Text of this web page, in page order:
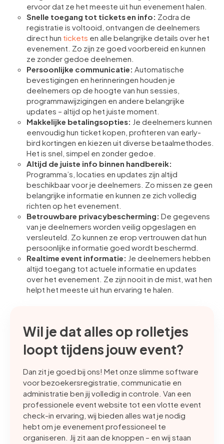
ervoor dat ze het meeste uit hun evenement halen.
Snelle toegang tot tickets en info: Zodra de
registratie is voltooid, ontvangen de deelnemers
direct hun tickets en alle belangrijke details over het
evenement. Zo zijn ze goed voorbereid en kunnen
ze zonder gedoe deelnemen.
Persoonlijke communicatie: Automatische
bevestigingen en herinneringen houden je
deelnemers op de hoogte van hun sessies,
programmawijzigingen en andere belangrijke
updates – altijd op het juiste moment.
Makkelijke betalingsopties: Je deelnemers kunnen
eenvoudig hun ticket kopen, profiteren van early-
bird kortingen en kiezen uit diverse betaalmethodes.
Het is snel, simpel en zonder gedoe.
Altijd de juiste info binnen handbereik:
Programma’s, locaties en updates zijn altijd
beschikbaar voor je deelnemers. Zo missen ze geen
belangrijke informatie en kunnen ze zich volledig
richten op het evenement.
Betrouwbare privacybescherming: De gegevens
van je deelnemers worden veilig opgeslagen en
versleuteld. Zo kunnen ze erop vertrouwen dat hun
persoonlijke informatie goed wordt beschermd.
Realtime event informatie: Je deelnemers hebben
altijd toegang tot actuele informatie en updates
over het evenement. Ze zijn nooit in de mist, wat hen
helpt het meeste uit hun ervaring te halen.
Wil je dat alles op rolletjes
loopt tijdens jouw event?
Dan zit je goed bij ons! Met onze slimme software
voor bezoekersregistratie, communicatie en
administratie ben jij volledig in controle. Van een
professionele event website tot een vlotte event
check-in ervaring, wij bieden alles wat je nodig
hebt om je evenement professioneel te
organiseren. Jij zit aan de knoppen – en wij staan